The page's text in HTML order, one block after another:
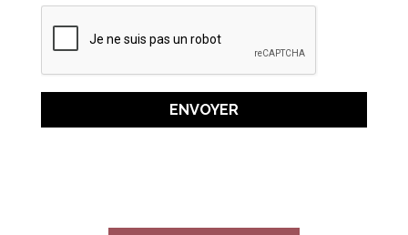
ENVOYER